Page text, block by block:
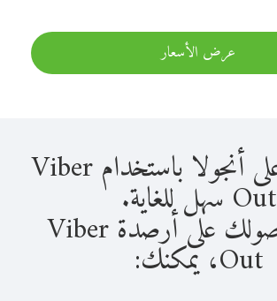
عرض الأسعار
الاتصال على أنجولا باستخدام Viber
Out سهل للغاية.
بمجرد حصولك على أرصدة Viber
Out، يمكنك: